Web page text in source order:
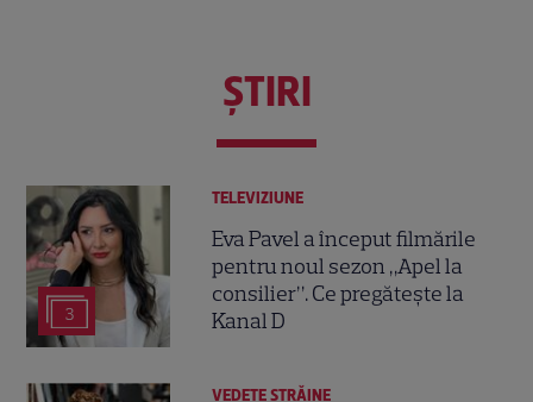
ŞTIRI
3
TELEVIZIUNE
Eva Pavel a început filmările
pentru noul sezon „Apel la
consilier”. Ce pregătește la
Kanal D
VEDETE STRĂINE